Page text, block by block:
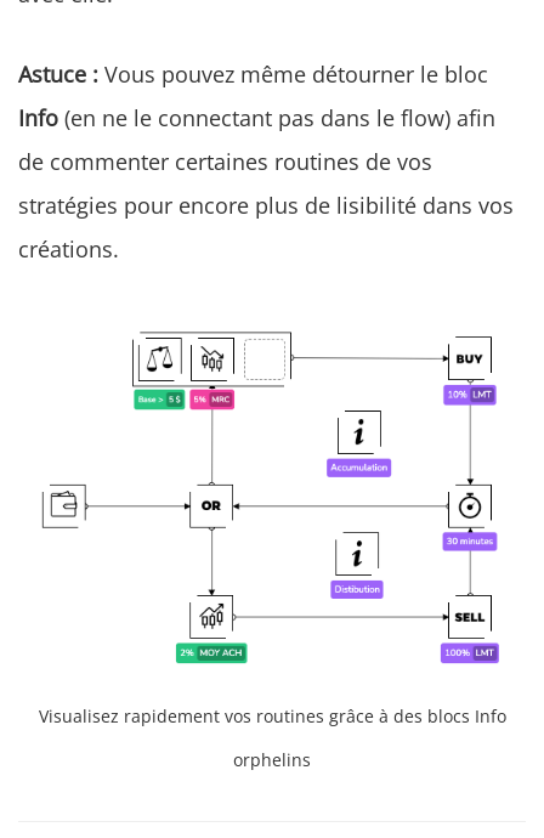
Astuce : Vous pouvez même détourner le bloc
Info (en ne le connectant pas dans le flow) afin
de commenter certaines routines de vos
stratégies pour encore plus de lisibilité dans vos
créations.
Visualisez rapidement vos routines grâce à des blocs Info
orphelins